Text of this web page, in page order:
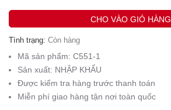
CHO VÀO GIỎ HÀNG
Tình trạng: Còn hàng
Mã sản phẩm: C551-1
Sản xuất: NHẬP KHẨU
Được kiểm tra hàng trước thanh toán
Miễn phí giao hàng tận nơi toàn quốc